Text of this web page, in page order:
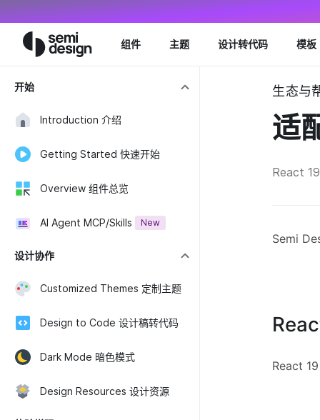
组件 主题 设计转代码 模板
开始
Introduction 介绍
Getting Started 快速开始
Overview 组件总览
AI Agent MCP/Skills New
设计协作
Customized Themes 定制主题
Design to Code 设计稿转代码
Dark Mode 暗色模式
Design Resources 设计资源
生态与
适
React
Semi
React